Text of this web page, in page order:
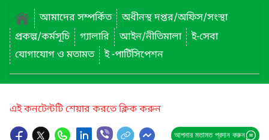
আমাদের সম্পর্কিত
অধীনস্থ দপ্তর/অফিস/সংস্থা
প্রকল্প/কর্মসূচি
গ্যালারি আইন/নীতিমালা
ই-সেবা
যোগাযোগ ও মতামত
ই -পার্টিসিপেশন
এই কনটেন্টটি শেয়ার করতে ক্লিক করুন
আপনার মতামত প্রদান করুন